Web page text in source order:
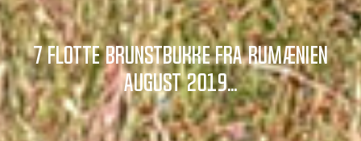
7 flotte brunstbukke fra Rumænien
august 2019...